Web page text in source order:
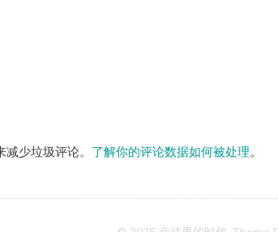
少垃圾评论。 了解你的评论数据如何被处理。